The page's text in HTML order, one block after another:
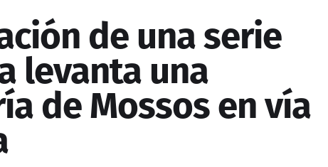
de una serie
levanta una
de Mossos en vía